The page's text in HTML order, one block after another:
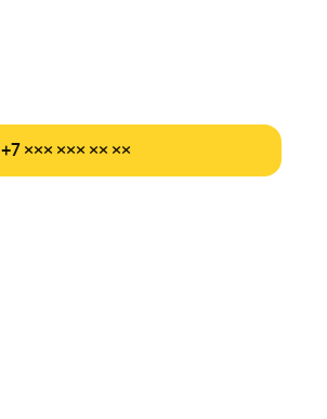
+7 ××× ××× ×× ××